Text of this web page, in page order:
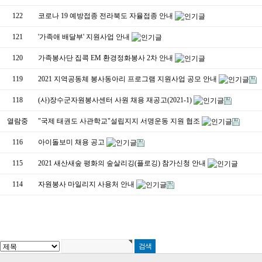
122 코로나 19 예방접종 전라북도 자율접종 안내
121 '가족애 배달부' 지원사업 안내
120 가족봉사단 집콕 EM 환경정화봉사 2차 안내
119 2021 지역공동체 봉사동아리 프로그램 지원사업 공모 안내
118 (사)장수군자원봉사센터 사원 채용 재공고(2021-1)
열람중 "국제 태권도 사관학교"설립지지 서명운동 지원 협조
116 아이돌보미 채용 공고
115 2021 새산새숲 평화의 숲살리깅(플로깅) 참가신청 안내
114 자원봉사 마일리지 사용처 안내